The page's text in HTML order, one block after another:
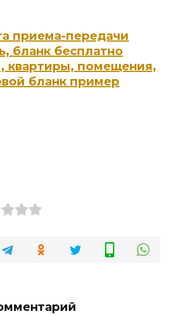
приема-передачи
бланк бесплатно
квартиры, помещения,
бланк пример